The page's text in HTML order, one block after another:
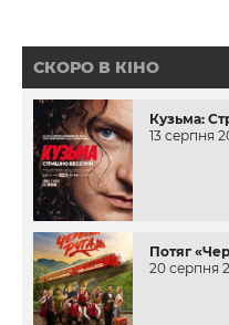
СКОРО В КІНО
Кузьма:
13 серпня
Потяг
20 серпня